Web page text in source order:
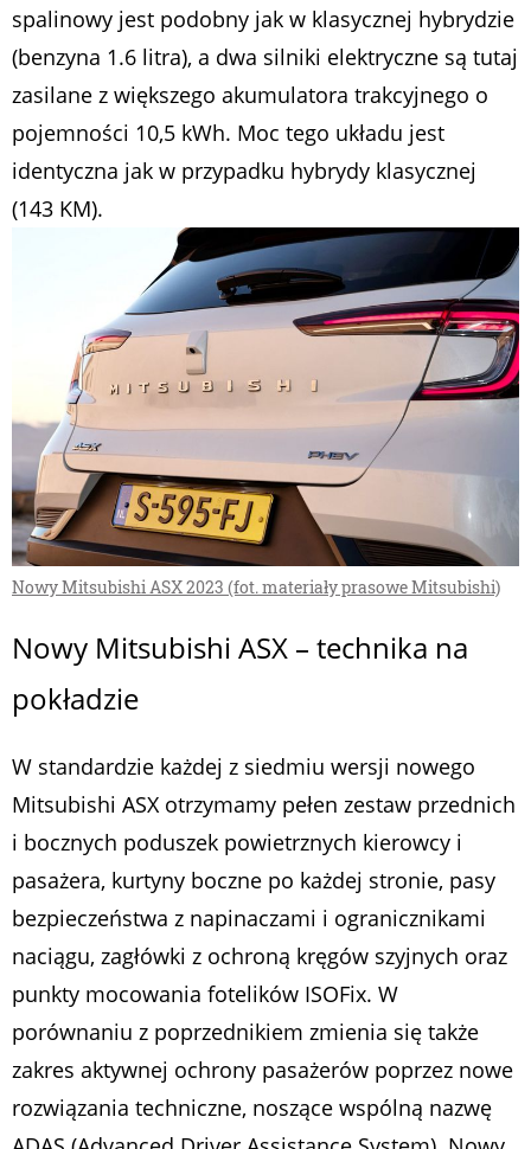
spalinowy jest podobny jak w klasycznej hybrydzie
(benzyna 1.6 litra), a dwa silniki elektryczne są tutaj
zasilane z większego akumulatora trakcyjnego o
pojemności 10,5 kWh. Moc tego układu jest
identyczna jak w przypadku hybrydy klasycznej
(143 KM).
Nowy Mitsubishi ASX 2023 (fot. materiały prasowe Mitsubishi)
Nowy Mitsubishi ASX – technika na
pokładzie
W standardzie każdej z siedmiu wersji nowego
Mitsubishi ASX otrzymamy pełen zestaw przednich
i bocznych poduszek powietrznych kierowcy i
pasażera, kurtyny boczne po każdej stronie, pasy
bezpieczeństwa z napinaczami i ogranicznikami
naciągu, zagłówki z ochroną kręgów szyjnych oraz
punkty mocowania fotelików ISOFix. W
porównaniu z poprzednikiem zmienia się także
zakres aktywnej ochrony pasażerów poprzez nowe
rozwiązania techniczne, noszące wspólną nazwę